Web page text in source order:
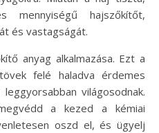
mennyiségű hajszőkítőt,
és vastagságát.
anyag alkalmazása. Ezt a
felé haladva érdemes
világosodnak.
a kezed a kémiai
oszd el, és ügyelj